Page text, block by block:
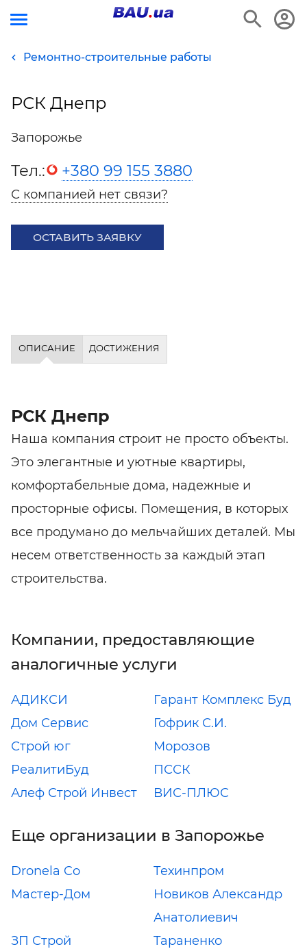
Ремонтно-строительные работы
РСК Днепр
Запорожье
Тел.: +380 99 155 3880
С компанией нет связи?
ОСТАВИТЬ ЗАЯВКУ
ОПИСАНИЕ ДОСТИЖЕНИЯ
РСК Днепр
Наша компания строит не просто объекты.
Это элегантные и уютные квартиры,
комфортабельные дома, надежные и
просторные офисы. Помещения, в которых
все продумано до мельчайших деталей. Мы
несем ответственность за каждый этап
строительства.
Компании, предоставляющие
аналогичные услуги
АДИКСИ
Гарант Комплекс Буд
Дом Сервис
Гофрик С.И.
Строй юг
Морозов
РеалитиБуд
ПССК
Алеф Строй Инвест
ВИС-ПЛЮС
Еще организации в Запорожье
Dronela Co
Техинпром
Мастер-Дом
Новиков Александр
Анатолиевич
ЗП Строй
Тараненко